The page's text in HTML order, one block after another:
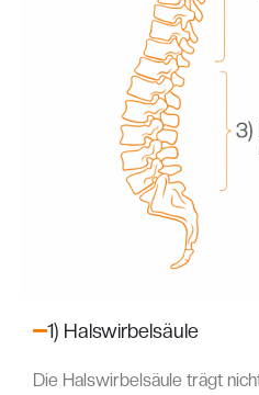
1) Halswirbelsäule
Die Halswirbelsäule trägt